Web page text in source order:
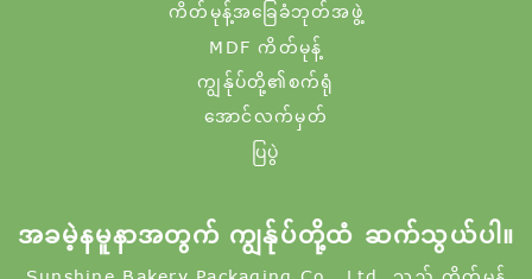
ကိတ်မုန့်အခြေခံဘုတ်အဖွဲ့
MDF ကိတ်မုန့်
ကျွန်ုပ်တို့၏စက်ရုံ
အောင်လက်မှတ်
ပြပွဲ
အခမဲ့နမူနာအတွက် ကျွန်ုပ်တို့ထံ ဆက်သွယ်ပါ။